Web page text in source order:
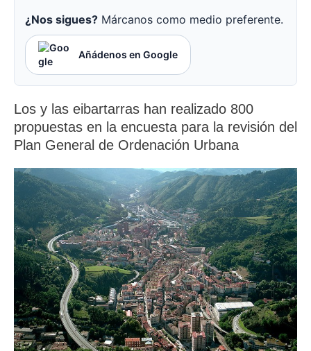
¿Nos sigues? Márcanos como medio preferente.
Añádenos en Google
Los y las eibartarras han realizado 800
propuestas en la encuesta para la revisión del
Plan General de Ordenación Urbana